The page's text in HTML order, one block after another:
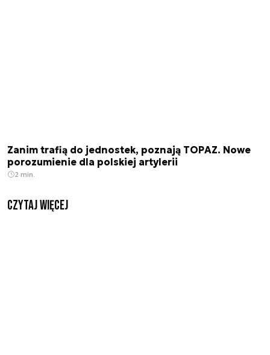
Zanim trafią do jednostek, poznają TOPAZ. Nowe
porozumienie dla polskiej artylerii
2 min.
czytaj więcej